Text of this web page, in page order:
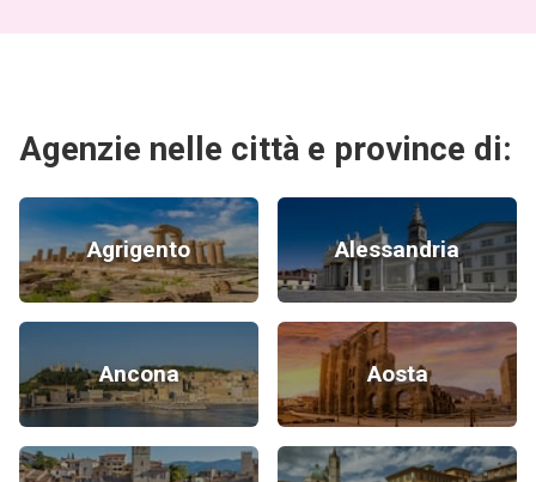
Agenzie nelle città e province di:
Agrigento Alessandria
Ancona Aosta